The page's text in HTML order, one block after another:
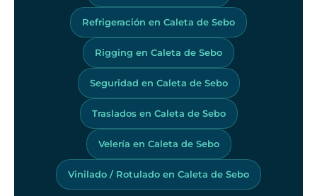
Refrigeración en Caleta de Sebo
Rigging en Caleta de Sebo
Seguridad en Caleta de Sebo
Traslados en Caleta de Sebo
Velería en Caleta de Sebo
Vinilado / Rotulado en Caleta de Sebo